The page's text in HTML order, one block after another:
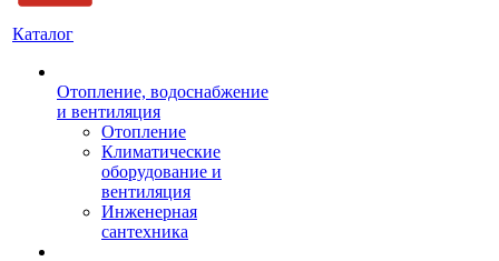
Каталог
Отопление, водоснабжение
и вентиляция
Отопление
Климатические
оборудование и
вентиляция
Инженерная
сантехника